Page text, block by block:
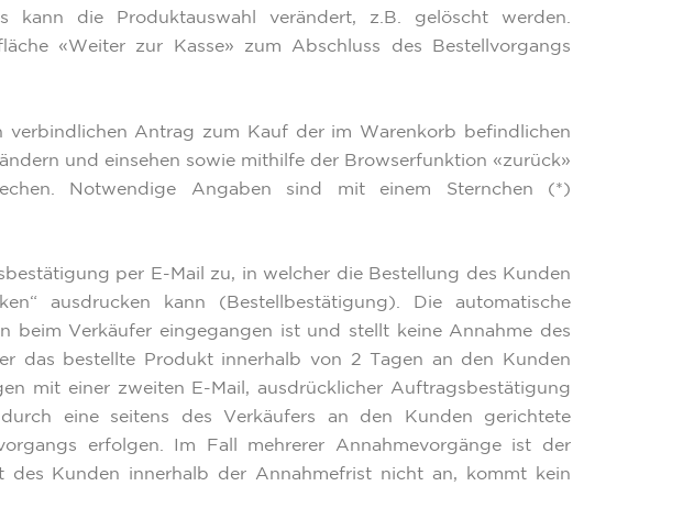
die Produktauswahl verändert, z.B. gelöscht werden.
«Weiter zur Kasse» zum Abschluss des Bestellvorgangs
Antrag zum Kauf der im Warenkorb befindlichen
und einsehen sowie mithilfe der Browserfunktion «zurück»
Notwendige Angaben sind mit einem Sternchen (*)
per E-Mail zu, in welcher die Bestellung des Kunden
ausdrucken kann (Bestellbestätigung). Die automatische
beim Verkäufer eingegangen ist und stellt keine Annahme des
das bestellte Produkt innerhalb von 2 Tagen an den Kunden
mit einer zweiten E-Mail, ausdrücklicher Auftragsbestätigung
eine seitens des Verkäufers an den Kunden gerichtete
erfolgen. Im Fall mehrerer Annahmevorgänge ist der
Kunden innerhalb der Annahmefrist nicht an, kommt kein